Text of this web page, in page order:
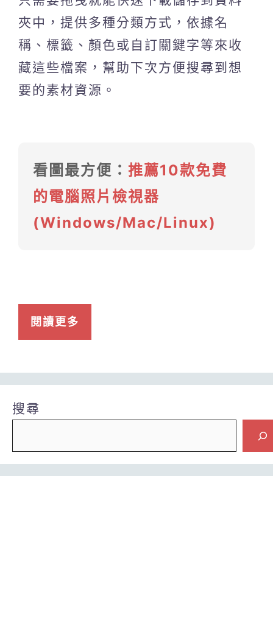
夾中，提供多種分類方式，依據名
稱、標籤、顏色或自訂關鍵字等來收
藏這些檔案，幫助下次方便搜尋到想
要的素材資源。
看圖最方便： 推薦10款免費
的電腦照片檢視器
(Windows/Mac/Linux)
閱讀更多
搜尋